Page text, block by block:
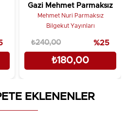
Gazi Mehmet Parmaksız
Mehmet Nuri Parmaksız
Bilgekut Yayınları
₺180,00
₺240,00 %25
EKLENENLER